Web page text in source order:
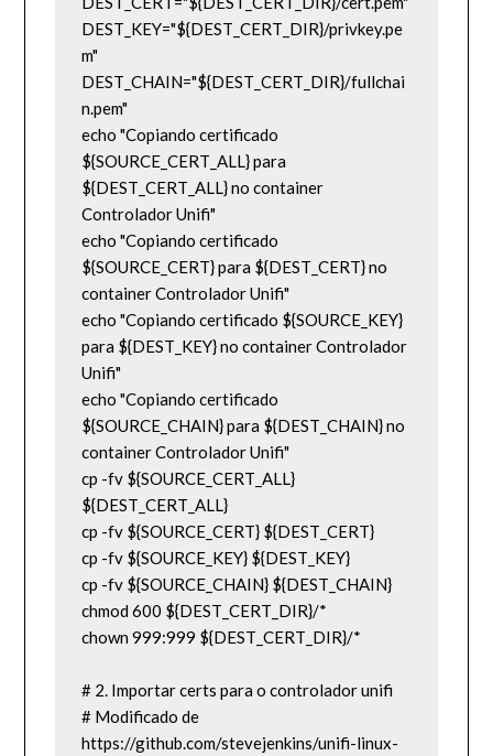
DEST_KEY="${DEST_CERT_DIR}/privkey.pe
m"
DEST_CHAIN="${DEST_CERT_DIR}/fullchai
n.pem"
echo "Copiando certificado
${SOURCE_CERT_ALL} para
${DEST_CERT_ALL} no container
Controlador Unifi"
echo "Copiando certificado
${SOURCE_CERT} para ${DEST_CERT} no
container Controlador Unifi"
echo "Copiando certificado ${SOURCE_KEY}
para ${DEST_KEY} no container Controlador
Unifi"
echo "Copiando certificado
${SOURCE_CHAIN} para ${DEST_CHAIN} no
container Controlador Unifi"
cp -fv ${SOURCE_CERT_ALL}
${DEST_CERT_ALL}
cp -fv ${SOURCE_CERT} ${DEST_CERT}
cp -fv ${SOURCE_KEY} ${DEST_KEY}
cp -fv ${SOURCE_CHAIN} ${DEST_CHAIN}
chmod 600 ${DEST_CERT_DIR}/*
chown 999:999 ${DEST_CERT_DIR}/*
# 2. Importar certs para o controlador unifi
# Modificado de
https://github.com/stevejenkins/unifi-linux-